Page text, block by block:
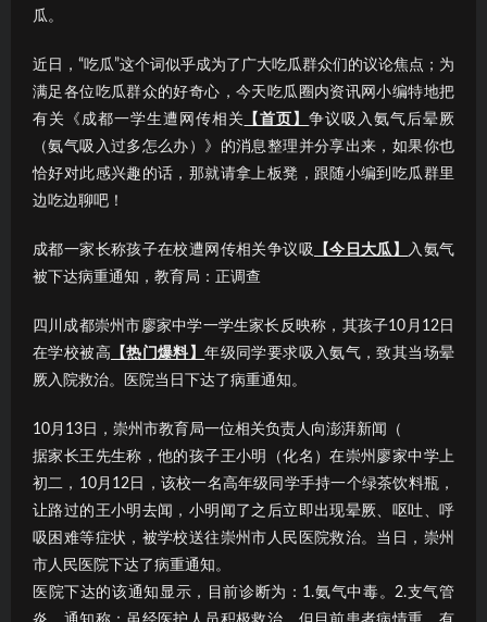
瓜。
近日，“吃瓜”这个词似乎成为了广大吃瓜群众们的议论焦点；为
满足各位吃瓜群众的好奇心，今天吃瓜圈内资讯网小编特地把
有关《成都一学生遭网传相关 【首页】争议吸入氨气后晕厥
（氨气吸入过多怎么办）》的消息整理并分享出来，如果你也
恰好对此感兴趣的话，那就请拿上板凳，跟随小编到吃瓜群里
边吃边聊吧！
成都一家长称孩子在校遭网传相关争议吸 【今日大瓜】
入氨气
被下达病重通知，教育局：正调查
四川成都崇州市廖家中学一学生家长反映称，其孩子10月12日
在学校被高 【热门爆料】年级同学要求吸入氨气，致其当场晕
厥入院救治。医院当日下达了病重通知。
10月13日，崇州市教育局一位相关负责人向澎湃新闻（
据家长王先生称，他的孩子王小明（化名）在崇州廖家中学上
初二，10月12日，该校一名高年级同学手持一个绿茶饮料瓶，
让路过的王小明去闻，小明闻了之后立即出现晕厥、呕吐、呼
吸困难等症状，被学校送往崇州市人民医院救治。当日，崇州
市人民医院下达了病重通知。
医院下达的该通知显示，目前诊断为：1.氨气中毒。2.支气管